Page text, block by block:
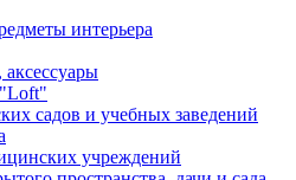
интерьера
аксессуары
садов и учебных заведений
учреждений